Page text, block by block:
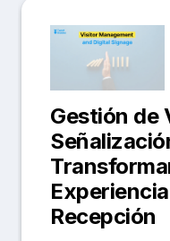
Gestión de
Recepción